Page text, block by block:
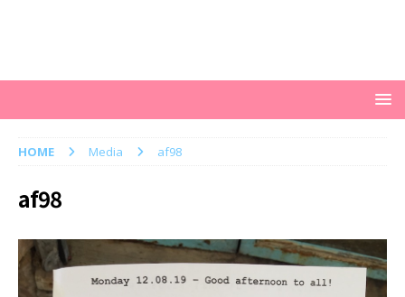
HOME Media af98
af98